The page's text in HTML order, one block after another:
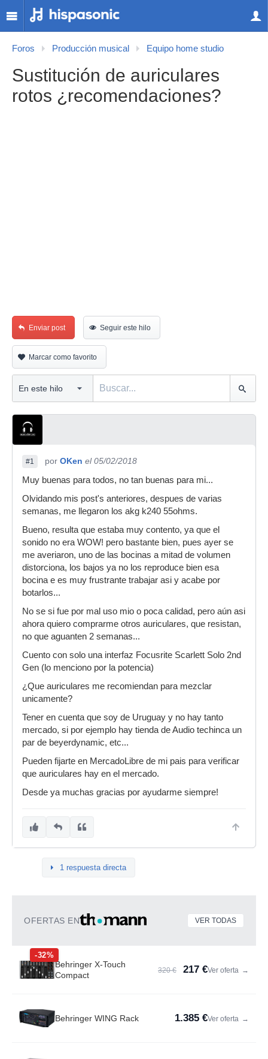
Foros Producción musical Equipo home studio
Sustitución de auriculares
rotos ¿recomendaciones?
Enviar post Seguir este hilo
Marcar como favorito
#1 por OKen el 05/02/2018
Muy buenas para todos, no tan buenas para mi...
Olvidando mis post's anteriores, despues de varias
semanas, me llegaron los akg k240 55ohms.
Bueno, resulta que estaba muy contento, ya que el
sonido no era WOW! pero bastante bien, pues ayer se
me averiaron, uno de las bocinas a mitad de volumen
distorciona, los bajos ya no los reproduce bien esa
bocina e es muy frustrante trabajar asi y acabe por
botarlos...
No se si fue por mal uso mio o poca calidad, pero aún asi
ahora quiero comprarme otros auriculares, que resistan,
no que aguanten 2 semanas...
Cuento con solo una interfaz Focusrite Scarlett Solo 2nd
Gen (lo menciono por la potencia)
¿Que auriculares me recomiendan para mezclar
unicamente?
Tener en cuenta que soy de Uruguay y no hay tanto
mercado, si por ejemplo hay tienda de Audio techinca un
par de beyerdynamic, etc...
Pueden fijarte en MercadoLibre de mi pais para verificar
que auriculares hay en el mercado.
Desde ya muchas gracias por ayudarme siempre!
1 respuesta directa
OFERTAS EN VER TODAS
-32%
Behringer X-Touch
Compact
320 € 217 €Ver oferta →
Behringer WING Rack 1.385 €Ver oferta →